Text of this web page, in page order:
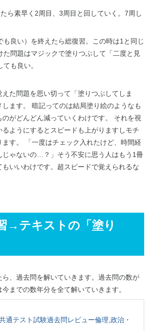
ら素早く2周目、3周目と回していく。7周し
も良い）を終えたら総復習。この時は1と同じ
た問題はマジックで塗りつぶして「二度と見
も良い。
た問題を思い切って「塗りつぶしてしま
します。 暗記ってのは結局塗り絵のようなも
がどんどん減っていくわけです。 それを視
ようにするとスピードも上がりますしモチ
す。 「一度はチェック入れたけど、時間経
じゃないの…？」そう不安に思う人はもう1冊
もいいわけです。超スピードで覚えられるな
→テキストの「塗り
ら、過去問を解いていきます。過去問の数が
までの数年分を全て解いていきます。
通テスト試験過去問レビュー倫理,政治・